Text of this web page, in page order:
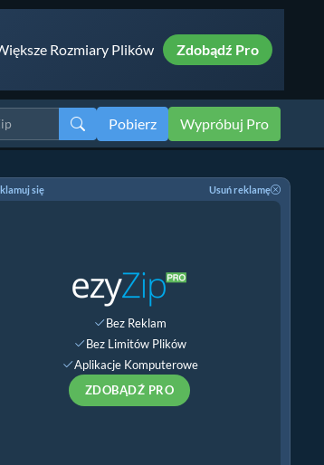
Rozmiary Plików Zdobądź Pro
Pobierz Wypróbuj Pro
się Usuń reklamę
Bez Reklam
Bez Limitów Plików
Aplikacje Komputerowe
ZDOBĄDŹ PRO